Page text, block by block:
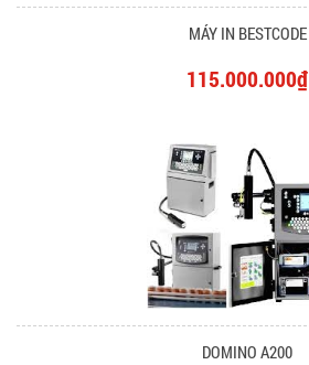
MÁY IN BESTCODE
115.000.000₫
DOMINO A200